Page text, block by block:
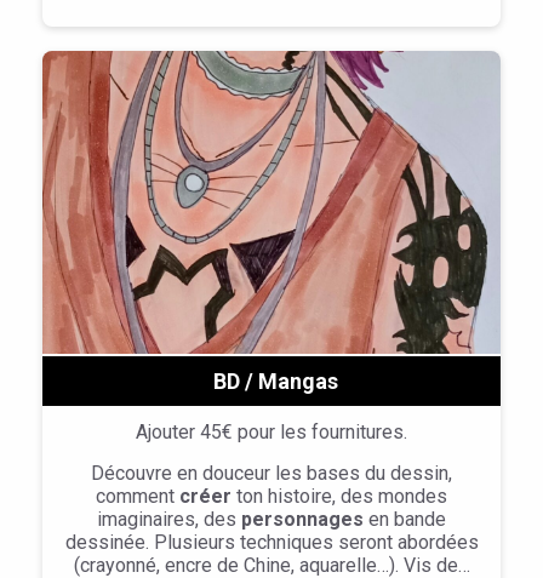
BD / Mangas
Ajouter 45€ pour les fournitures.
Découvre en douceur les bases du dessin,
comment créer ton histoire, des mondes
imaginaires, des personnages en bande
dessinée. Plusieurs techniques seront abordées
(crayonné, encre de Chine, aquarelle…). Vis de…